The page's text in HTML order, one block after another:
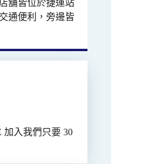
舖皆位於捷運站
通便利，旁邊皆
加入我們只要 30